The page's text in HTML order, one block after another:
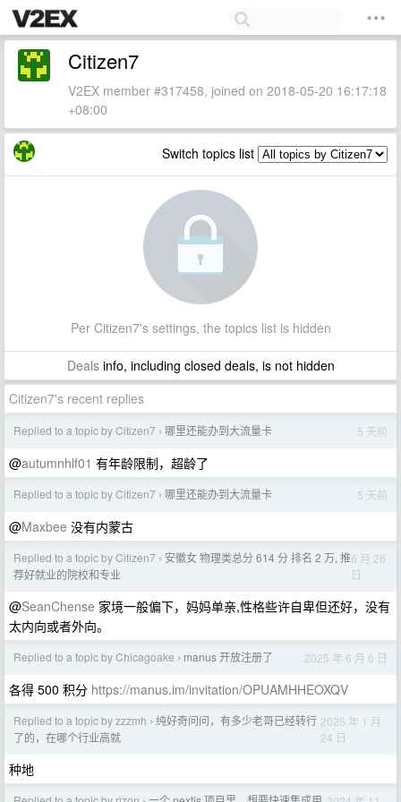
Citizen7
V2EX member #317458, joined on 2018-05-20 16:17:18
+08:00
Switch topics list
Per Citizen7's settings, the topics list is hidden
Dealsinfo, including closed deals, is not hidden
Citizen7's recent replies
Replied to a topic by Citizen7 › 哪里还能办到大流量卡 5 天前
@autumnhlf01 有年龄限制，超龄了
Replied to a topic by Citizen7 › 哪里还能办到大流量卡 5 天前
@Maxbee 没有内蒙古
Replied to a topic by Citizen7 › 安徽女 物理类总分 614 分 排名 2 万, 推
荐好就业的院校和专业
6 月 26
日
@SeanChense 家境一般偏下，妈妈单亲,性格些许自卑但还好，没有
太内向或者外向。
Replied to a topic by Chicagoake › manus 开放注册了 2025 年 6 月 6 日
各得 500 积分 https://manus.im/invitation/OPUAMHHEOXQV
Replied to a topic by zzzmh › 纯好奇问问，有多少老哥已经转行
了的，在哪个行业高就
2025 年 1 月
24 日
种地